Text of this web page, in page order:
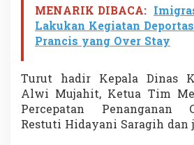
MENARIK DIBACA:
Lakukan Kegiatan
Prancis yang Over Stay
Turut hadir Kepala Dinas
Alwi Mujahit, Ketua Tim
Percepatan Penanganan
Restuti Hidayani Saragih dan